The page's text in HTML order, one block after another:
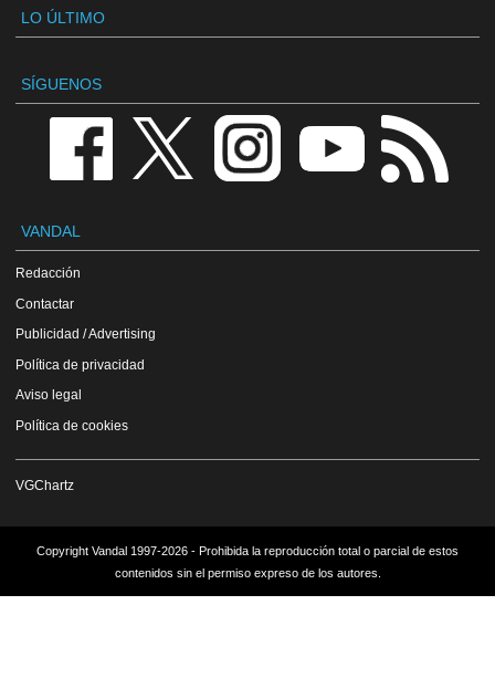
LO ÚLTIMO
SÍGUENOS
VANDAL
Redacción
Contactar
Publicidad / Advertising
Política de privacidad
Aviso legal
Política de cookies
VGChartz
Copyright Vandal 1997-2026 - Prohibida la reproducción total o parcial de estos
contenidos sin el permiso expreso de los autores.